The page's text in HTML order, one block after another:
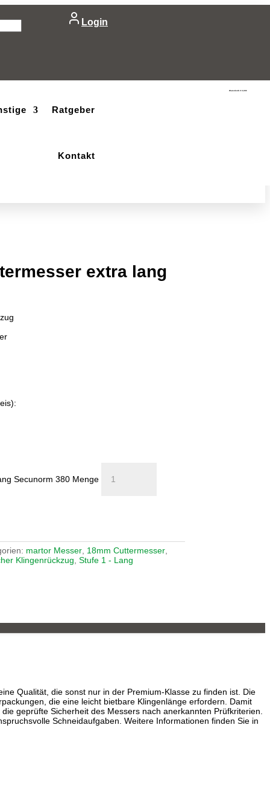
Login
Ratgeber
Kontakt
Warenkorb 0 0,00€
extra lang
Secunorm 380 Menge
martor Messer, 18mm Cuttermesser,
Klingenrückzug, Stufe 1 - Lang
Qualität, die sonst nur in der Premium-Klasse zu finden ist. Die
die eine leicht bietbare Klingenlänge erfordern. Damit
geprüfte Sicherheit des Messers nach anerkannten Prüfkriterien.
Schneidaufgaben. Weitere Informationen finden Sie in